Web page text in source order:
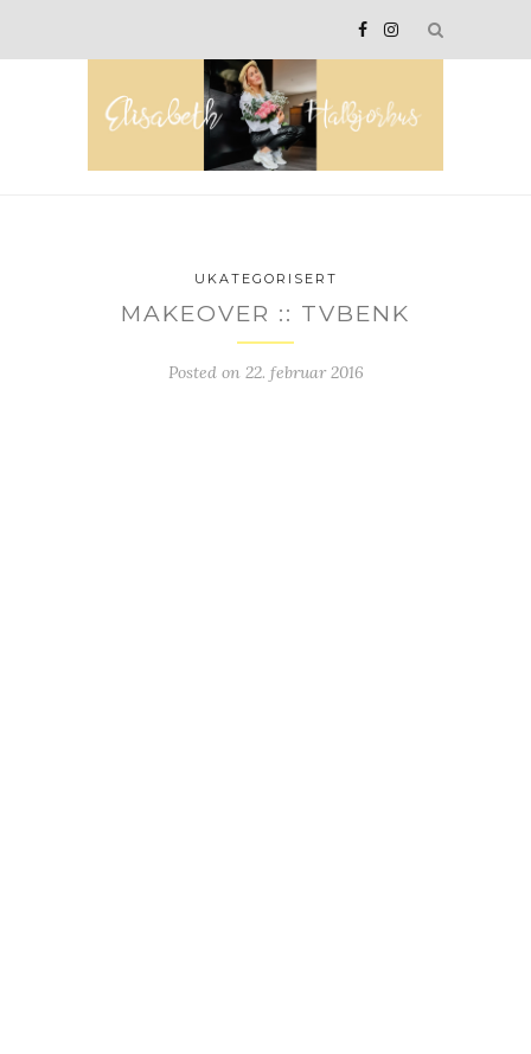
UKATEGORISERT
MAKEOVER :: TVBENK
Posted on 22. februar 2016